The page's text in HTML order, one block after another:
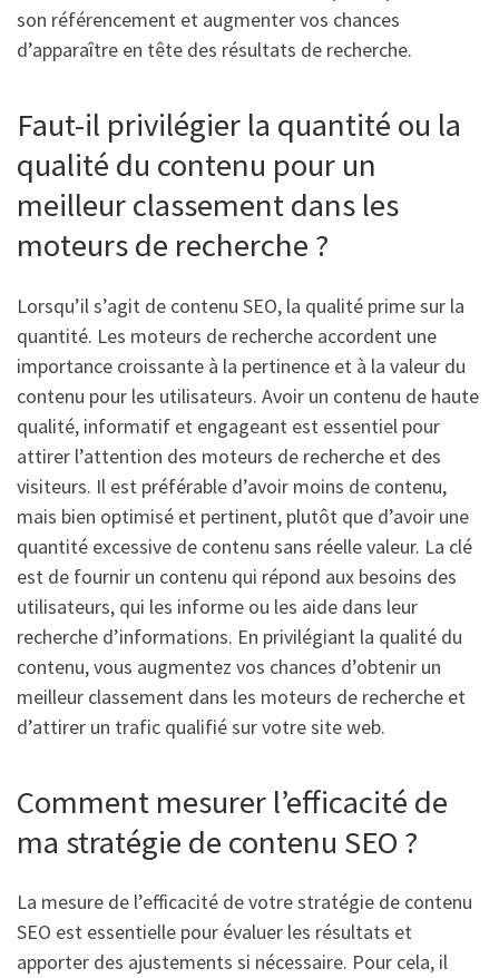
son référencement et augmenter vos chances
d’apparaître en tête des résultats de recherche.
Faut-il privilégier la quantité ou la
qualité du contenu pour un
meilleur classement dans les
moteurs de recherche ?
Lorsqu’il s’agit de contenu SEO, la qualité prime sur la
quantité. Les moteurs de recherche accordent une
importance croissante à la pertinence et à la valeur du
contenu pour les utilisateurs. Avoir un contenu de haute
qualité, informatif et engageant est essentiel pour
attirer l’attention des moteurs de recherche et des
visiteurs. Il est préférable d’avoir moins de contenu,
mais bien optimisé et pertinent, plutôt que d’avoir une
quantité excessive de contenu sans réelle valeur. La clé
est de fournir un contenu qui répond aux besoins des
utilisateurs, qui les informe ou les aide dans leur
recherche d’informations. En privilégiant la qualité du
contenu, vous augmentez vos chances d’obtenir un
meilleur classement dans les moteurs de recherche et
d’attirer un trafic qualifié sur votre site web.
Comment mesurer l’efficacité de
ma stratégie de contenu SEO ?
La mesure de l’efficacité de votre stratégie de contenu
SEO est essentielle pour évaluer les résultats et
apporter des ajustements si nécessaire. Pour cela, il